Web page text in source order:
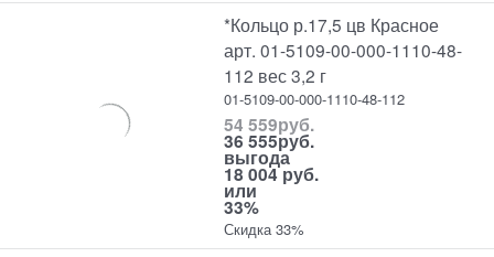
*Кольцо р.17,5 цв Красное
арт. 01-5109-00-000-1110-48-
112 вес 3,2 г
01-5109-00-000-1110-48-112
54 559руб.
36 555руб.
выгода
18 004 руб.
или
33%
Скидка 33%